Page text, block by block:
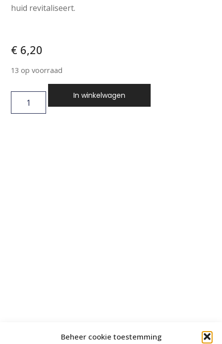
Beheer cookie toestemming
huid revitaliseert.
€ 6,20
13 op voorraad
In winkelwagen